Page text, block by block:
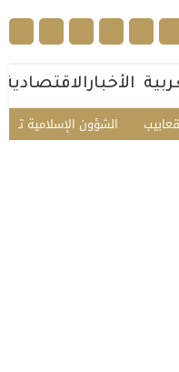
الأخبارالاقتصادية
الشؤون الإسلامية